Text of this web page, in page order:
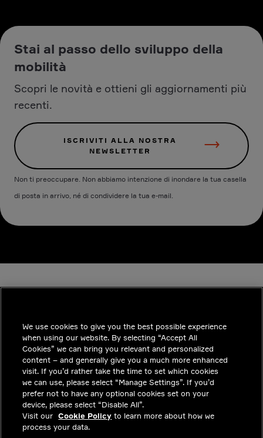
Stai al passo dello sviluppo della
mobilità
Scopri le novità e ottieni gli aggiornamenti più
recenti.
ISCRIVITI ALLA NOSTRA
NEWSLETTER
Non ti preoccupare. Non abbiamo intenzione di inondare la tua casella
di posta in arrivo, né di condividere la tua e-mail.
INDUSTRIES
APPROFONDIMENTI
SOLUZIONI
POSIZIONI LAVORATIVE
INVESTITORI
We use cookies to give you the best possible experience
when using our website. By selecting “Accept All
Cookies” we can bring you relevant and personalized
content – and generally give you a much more enhanced
visit. If you’d rather take the time to set which cookies
we can use, please select “Manage Settings”. If you’d
prefer not to have any optional cookies set on your
device, please select “Disable All”.
Visit our Cookie Policy to learn more about how we
process your data.